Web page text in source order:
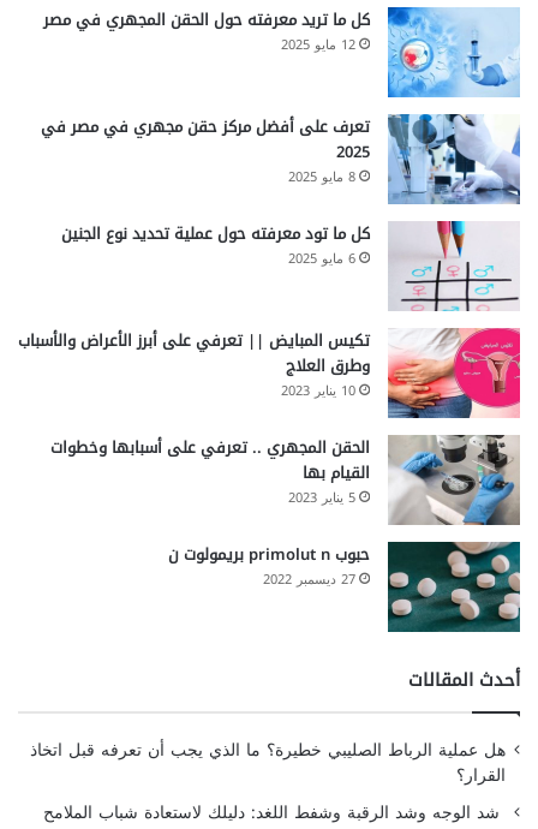
كل ما تريد معرفته حول الحقن المجهري في مصر
12 مايو 2025
تعرف على أفضل مركز حقن مجهري في مصر في
2025
8 مايو 2025
كل ما تود معرفته حول عملية تحديد نوع الجنين
6 مايو 2025
تكيس المبايض || تعرفي على أبرز الأعراض والأسباب
وطرق العلاج
10 يناير 2023
الحقن المجهري .. تعرفي على أسبابها وخطوات
القيام بها
5 يناير 2023
حبوب primolut n بريمولوت ن
27 ديسمبر 2022
أحدث المقالات
هل عملية الرباط الصليبي خطيرة؟ ما الذي يجب أن تعرفه قبل اتخاذ
القرار؟
شد الوجه وشد الرقبة وشفط اللغد: دليلك لاستعادة شباب الملامح